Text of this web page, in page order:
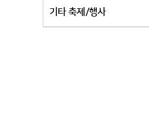
기타 축제/행사